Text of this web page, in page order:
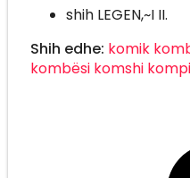
shih LEGEN,~I II.
Shih edhe: komik
kombësi komshi